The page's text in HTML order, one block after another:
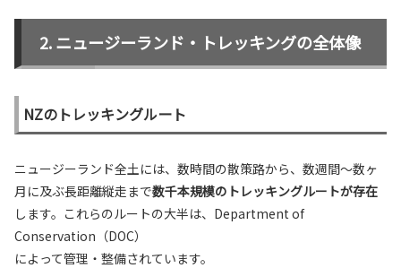
ニュージーランド・トレッキングの全体像
NZのトレッキングルート
ニュージーランド全土には、数時間の散策路から、数週間〜数ヶ
月に及ぶ長距離縦走まで数千本規模のトレッキングルートが存在
します。これらのルートの大半は、Department of
Conservation（DOC）
によって管理・整備されています。